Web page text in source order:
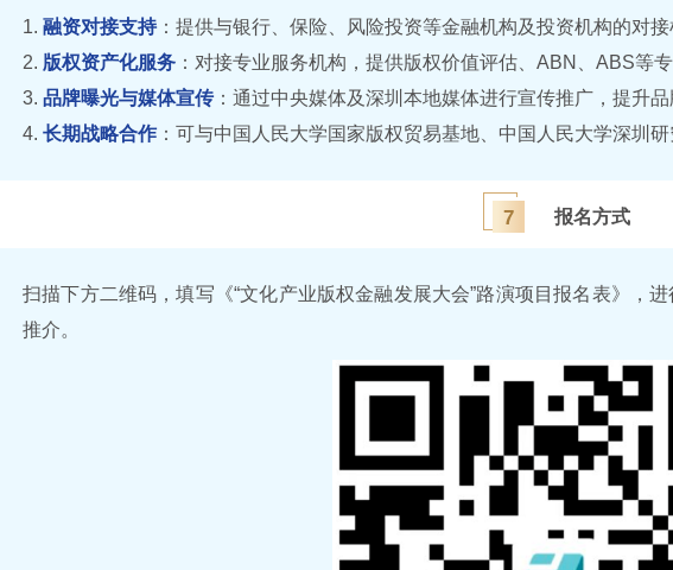
1. 融资对接支持：提供与银行、保险、风险投资等金融机构及投资机构的对
2. 版权资产化服务 ：对接专业服务机构，提供版权价值评估、ABN、ABS等
3. 品牌曝光与媒体宣传：通过中央媒体及深圳本地媒体进行宣传推广，提升
4. 长期战略合作 ：可与中国人民大学国家版权贸易基地、中国人民大学深圳
7 报名方式
扫描下方二维码，填写《“文化产业版权金融发展大会”路演项目报名表》，
推介。